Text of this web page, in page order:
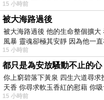
15 小時前
被大海路過後
被大海路過後 他的生命整個擴
風暴 靈魂卻極其安靜 因為他一
15 小時前
都只是為安放騷動不止的心
你上窮碧落下黃泉 四生六道尋
天香 你尋求軟玉香紅的慰藉 你
15 小時前